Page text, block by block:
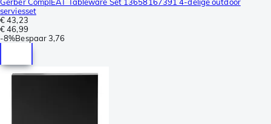
serviesset
€ 43,23
€ 46,99
-8%Bespaar3,76